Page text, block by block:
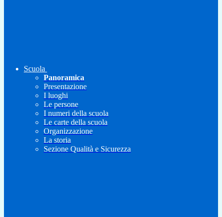
Scuola
Panoramica
Presentazione
I luoghi
Le persone
I numeri della scuola
Le carte della scuola
Organizzazione
La storia
Sezione Qualità e Sicurezza